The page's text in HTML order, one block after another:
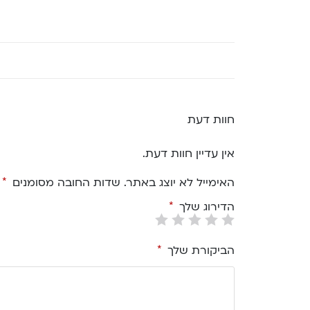
חוות דעת
אין עדיין חוות דעת.
האימייל לא יוצג באתר. שדות החובה מסומנים *
הדירוג שלך *
הביקורת שלך *